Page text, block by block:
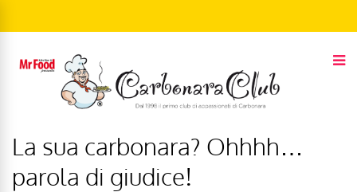
La sua carbonara? Ohhhh…
parola di giudice!